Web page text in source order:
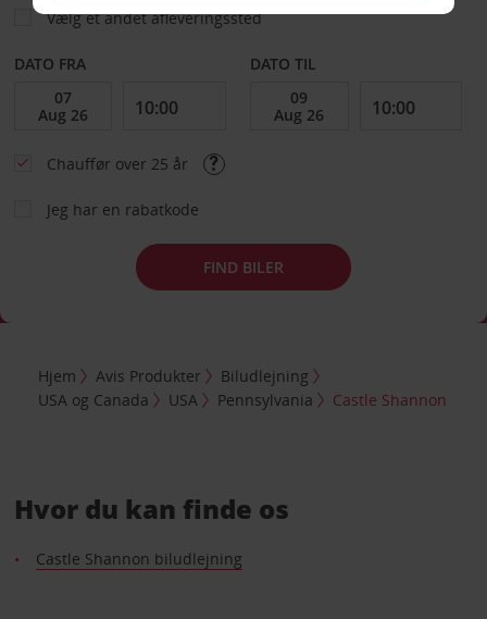
Vælg et andet afleveringssted
DATO FRA DATO TIL
Chauffør over 25 år
Jeg har en rabatkode
FIND BILER
Hjem Avis Produkter
Biludlejning
USA og Canada
USA Pennsylvania Castle Shannon
Hvor du kan finde os
Castle Shannon biludlejning